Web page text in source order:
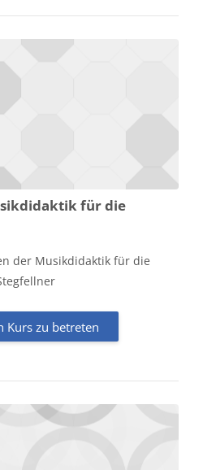
für die
der Musikdidaktik für die
Kurs zu betreten